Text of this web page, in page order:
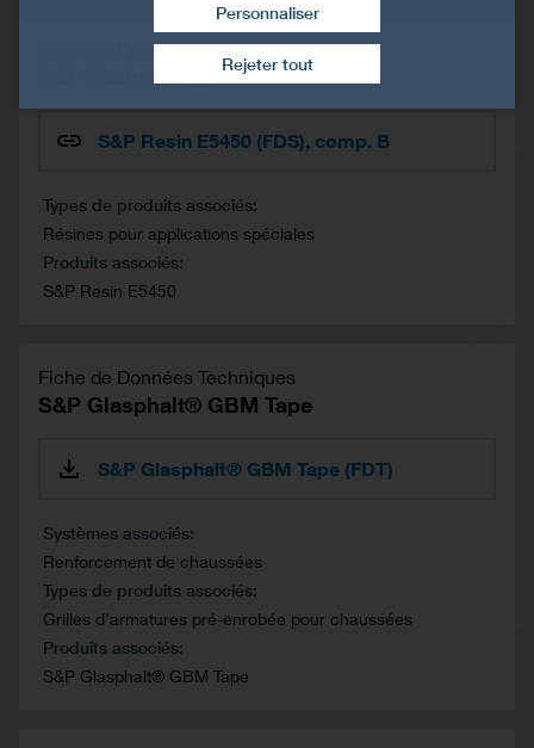
Fiche de Données de Sécurité
S&P Resin E5450 (FDS), comp. B
Types de produits associés
Résines pour applications spéciales
Produits associés
S&P Resin E5450
Fiche de Données Techniques
S&P Glasphalt® GBM Tape
S&P Glasphalt® GBM Tape (FDT)
Systèmes associés
Renforcement de chaussées
Types de produits associés
Grilles d'armatures pré-enrobée pour chaussées
Produits associés
S&P Glasphalt® GBM Tape
Rejeter tout
Retirer le consentement
Personnaliser